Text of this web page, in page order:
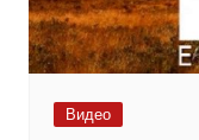
Видео